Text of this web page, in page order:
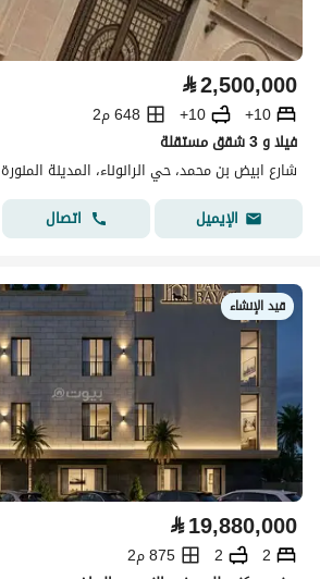
⃁2,500,000
10+
10+
648 م2
فيلا و 3 شقق مستقلة
شارع ابيض بن محمد، حي الرانوناء، المدينة المنورة
الإيميل
اتصال
قيد الإنشاء
⃁19,880,000
2
2
875 م2